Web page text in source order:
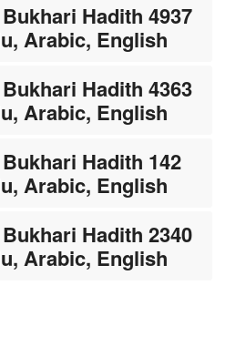
Hadith 4937
Arabic, English
Hadith 4363
Arabic, English
Hadith 142
Arabic, English
Hadith 2340
Arabic, English